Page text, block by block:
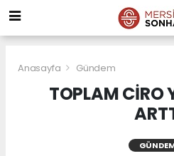
Anasayfa Gündem
TOPLAM CİRO